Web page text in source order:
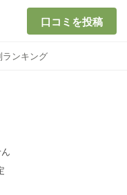
口コミを投稿
ランキング